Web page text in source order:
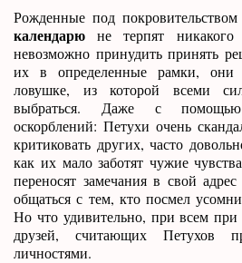
Рожденные под
календарю не терпят
невозможно принудить принять
их в определенные рамки, они
ловушке, из которой всеми
выбраться. Даже с помощью
оскорблений: Петухи очень
критиковать других, часто
как их мало заботят чужие
переносят замечания в свой
общаться с тем, кто посмел
Но что удивительно, при всем
друзей, считающих Петухов
личностями.